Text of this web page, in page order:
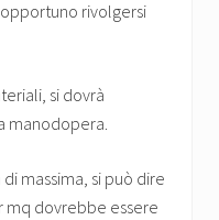
rivolgersi
si dovrà
manodopera.
massima, si può dire
mq dovrebbe essere